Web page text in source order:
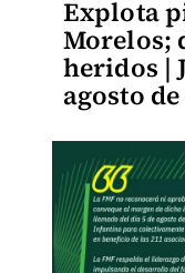
Explota
Morelos;
heridos |
agosto